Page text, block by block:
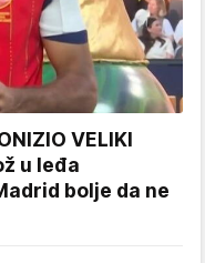
VELIKI
u leđa
bolje da ne